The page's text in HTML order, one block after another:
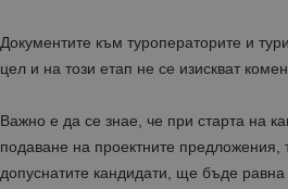
Документите към туроператорите и
цел и на този етап не се изискват
Важно е да се знае, че при старта на
подаване на проектните предложения,
допуснатите кандидати, ще бъде